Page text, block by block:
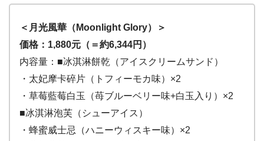
＜月光風華（Moonlight Glory）＞
価格：1,880元（＝約6,344円）
内容量：■冰淇淋餅乾（アイスクリームサンド）
・太妃摩卡碎片（トフィーモカ味）×2
・草莓藍莓白玉（苺ブルーベリー味+白玉入り）×2
■冰淇淋泡芙（シューアイス）
・蜂蜜威士忌（ハニーウィスキー味）×2